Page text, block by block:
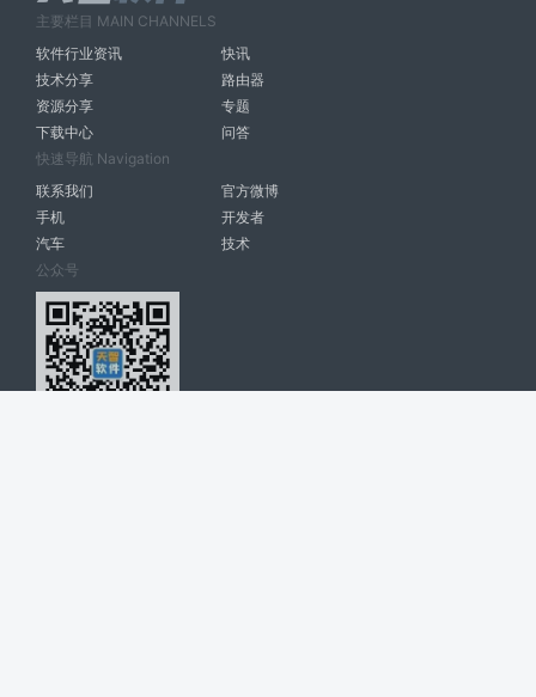
主要栏目 MAIN CHANNELS
软件行业资讯
快讯
技术分享
路由器
资源分享
专题
下载中心
问答
快速导航 Navigation
联系我们
官方微博
手机
开发者
汽车
技术
公众号